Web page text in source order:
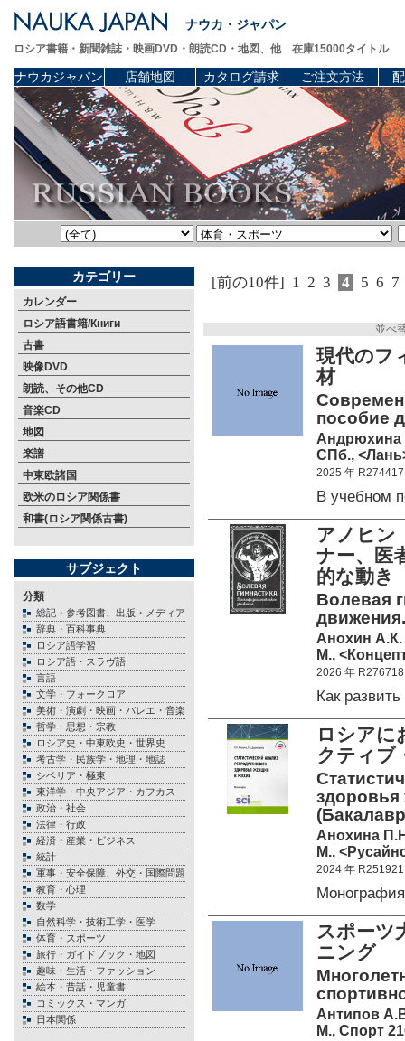
ナウカ・ジャパン
ロシア書籍・新聞雑誌・映画DVD・朗読CD・地図、他 在庫15000タイトル
ナウカジャパン 店舗地図 カタログ請求 ご注文方法
カテゴリー
カレンダー
ロシア語書籍/Книги
古書
映像DVD
朗読、その他CD
音楽CD
地図
楽譜
中東欧諸国
欧米のロシア関係書
和書(ロシア関係古書)
サブジェクト
分類
総記・参考図書、出版・メディア
辞典・百科事典
ロシア語学習
ロシア語・スラヴ語
言語
文学・フォークロア
美術・演劇・映画・バレエ・音楽
哲学・思想・宗教
ロシア史・中東欧史・世界史
考古学・民族学・地理・地誌
シベリア・極東
東洋学・中央アジア・カフカス
政治・社会
法律・行政
経済・産業・ビジネス
統計
軍事・安全保障、外交・国際問題
教育・心理
数学
自然科学・技術工学・医学
体育・スポーツ
旅行・ガイドブック・地図
趣味・生活・ファッション
絵本・昔話・児童書
コミックス・マンガ
日本関係
[前の10件] 1 2 3 4 5 6 7
並べ
現代のフ
材
пособие
Андрюхина
СПб.,
2025 年 R274417
В учебном
アノヒン
ナー、医
的な動
Волевая
движения.
Анохин А.К.
М.,
2026 年 R276718
Как
ロシアに
クティブ
Анохина
М.,
2024 年 R251921
スポーツ
ニング
Антипов
М., Спорт